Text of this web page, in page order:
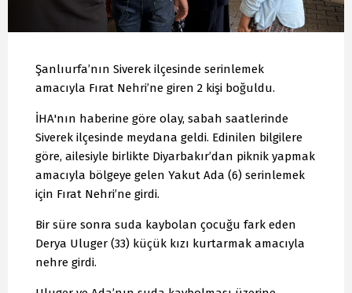
Şanlıurfa’nın Siverek ilçesinde serinlemek
amacıyla Fırat Nehri’ne giren 2 kişi boğuldu.
İHA'nın haberine göre olay, sabah saatlerinde
Siverek ilçesinde meydana geldi. Edinilen bilgilere
göre, ailesiyle birlikte Diyarbakır’dan piknik yapmak
amacıyla bölgeye gelen Yakut Ada (6) serinlemek
için Fırat Nehri’ne girdi.
Bir süre sonra suda kaybolan çocuğu fark eden
Derya Uluger (33) küçük kızı kurtarmak amacıyla
nehre girdi.